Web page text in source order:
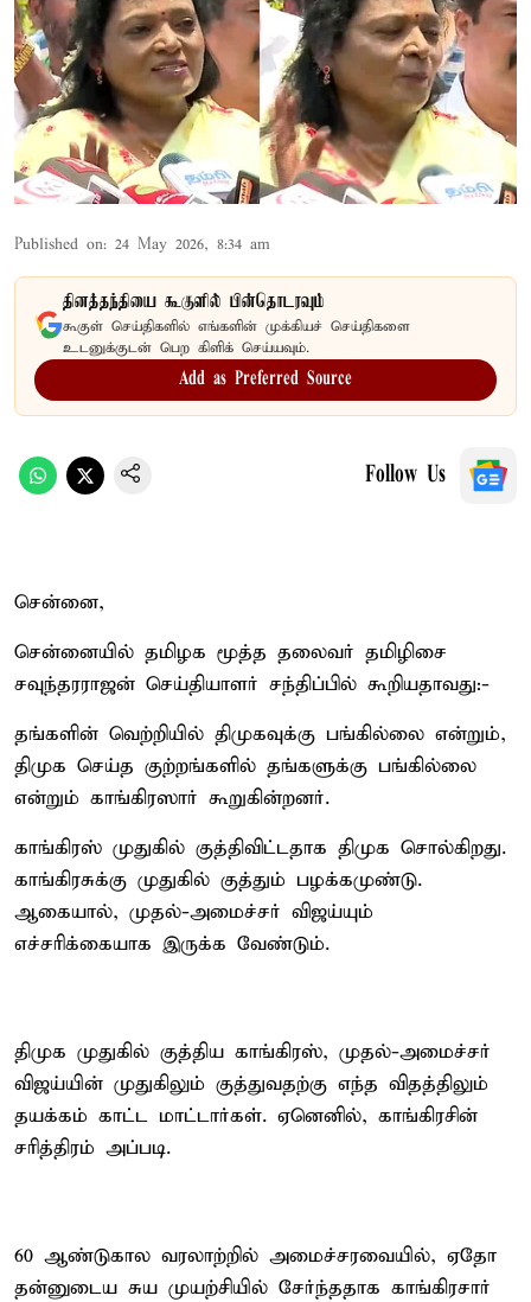
Published on: 24 May 2026, 8:34 am
தினத்தந்தியை கூகுளில் பின்தொடரவும்
கூகுள் செய்திகளில் எங்களின் முக்கியச் செய்திகளை
உடனுக்குடன் பெற கிளிக் செய்யவும்.
Add as Preferred Source
Follow Us
சென்னை,
சென்னையில் தமிழக மூத்த தலைவர் தமிழிசை
சவுந்தரராஜன் செய்தியாளர் சந்திப்பில் கூறியதாவது:-
தங்களின் வெற்றியில் திமுகவுக்கு பங்கில்லை என்றும்,
திமுக செய்த குற்றங்களில் தங்களுக்கு பங்கில்லை
என்றும் காங்கிரஸார் கூறுகின்றனர்.
காங்கிரஸ் முதுகில் குத்திவிட்டதாக திமுக சொல்கிறது.
காங்கிரசுக்கு முதுகில் குத்தும் பழக்கமுண்டு.
ஆகையால், முதல்-அமைச்சர் விஜய்யும்
எச்சரிக்கையாக இருக்க வேண்டும்.
திமுக முதுகில் குத்திய காங்கிரஸ், முதல்-அமைச்சர்
விஜய்யின் முதுகிலும் குத்துவதற்கு எந்த விதத்திலும்
தயக்கம் காட்ட மாட்டார்கள். ஏனெனில், காங்கிரசின்
சரித்திரம் அப்படி.
60 ஆண்டுகால வரலாற்றில் அமைச்சரவையில், ஏதோ
தன்னுடைய சுய முயற்சியில் சேர்ந்ததாக காங்கிரசார்